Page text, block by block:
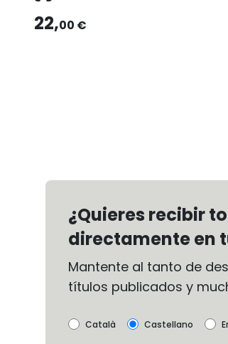
22,00 €
¿Quieres recibir
directamente en
Mantente al tanto de
títulos publicados y
Català Castellano